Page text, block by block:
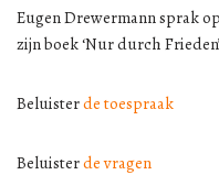
Eugen Drewermann sprak
zijn boek ‘Nur durch
Beluisterde toespraak
Beluisterde vragen